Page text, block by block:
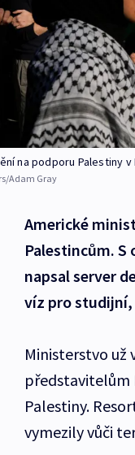
na podporu Palestiny v
Adam Gray
Americké
Palestincům.
napsal server
víz pro studijní,
Ministerstvo už
představitelům
Palestiny.
vymezily vůči